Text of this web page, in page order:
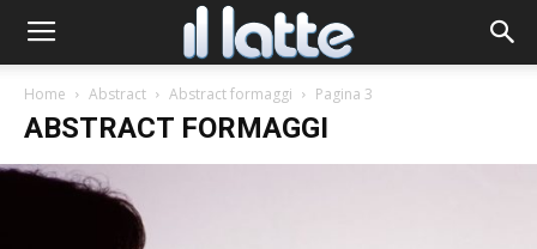
Home Abstract Abstract formaggi Pagina 3
ABSTRACT FORMAGGI